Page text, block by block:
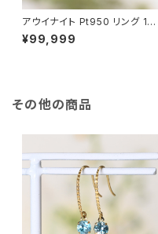
アウイナイト Pt950 リング 10
号（JK6900）
¥99,999
その他の商品